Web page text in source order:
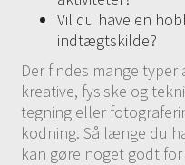
Vil du have en
indtægtskilde?
Der findes mange
kreative, fysiske og
tegning eller
kodning. Så længe du
kan gøre noget godt